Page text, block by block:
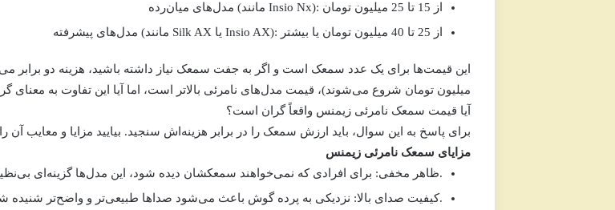
مدل‌های میان‌رده (مانند Insio Nx):
از 15 تا 25 میلیون تومان
مدل‌های پیشرفته (مانند Silk AX یا Insio AX):
از 25 تا 40 میلیون تومان یا بیشتر
میلیون تومان شروع می‌شوند)، قیمت مدل‌های نامرئی بالاتر است، اما آیا این تفاوت به معنای
آیا قیمت سمعک نامرئی زیمنس واقعاً گران است؟
برای پاسخ به این سوال، باید ارزش سمعک را در برابر هزینه‌اش سنجید. بیایید مزایا و معایب آن
مزایای سمعک نامرئی زیمنس
ظاهر مخفی:برای افرادی که نمی‌خواهند سمعکشان دیده شود، این مدل‌ها گزینه‌ای بی‌نظیر هستند.
کیفیت صدای بالا:نزدیکی به پرده گوش باعث می‌شود صداها طبیعی‌تر و واضح‌تر شنیده شوند.